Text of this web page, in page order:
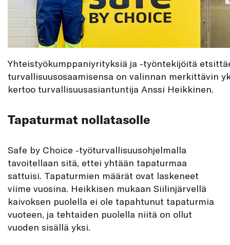
Yhteistyökumppaniyrityksiä ja -työntekijöitä
turvallisuusosaamisensa on valinnan merkittävin
kertoo turvallisuusasiantuntija Anssi Heikkinen.
Tapaturmat nollatasolle
Safe by Choice -työturvallisuusohjelmalla
tavoitellaan sitä, ettei yhtään tapaturmaa
sattuisi. Tapaturmien määrät ovat laskeneet
viime vuosina. Heikkisen mukaan Siilinjärvellä
kaivoksen puolella ei ole tapahtunut tapaturmia
vuoteen, ja tehtaiden puolella niitä on ollut
vuoden sisällä yksi.